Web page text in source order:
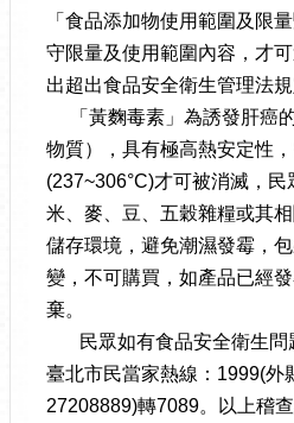
「食品添加物使用範圍及限
守限量及使用範圍內容，才
出超出食品安全衛生管理法規
「黃麴毒素」為誘發肝癌
物質），具有極高熱安定性
(237~306°C)才可被消滅，民
米、麥、豆、五穀雜糧或其
儲存環境，避免潮濕發霉，
變，不可購買，如產品已經
棄。
民眾如有食品安全衛生問
臺北市民當家熱線：1999(外
27208889)轉7089。以上稽